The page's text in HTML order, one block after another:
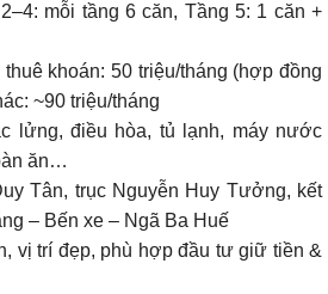
mỗi tầng 6 căn, Tầng 5: 1 căn +
khoán: 50 triệu/tháng (hợp đồng
~90 triệu/tháng
lửng, điều hòa, tủ lạnh, máy nước
ăn…
Tân, trục Nguyễn Huy Tưởng, kết
– Bến xe – Ngã Ba Huế
vị trí đẹp, phù hợp đầu tư giữ tiền &